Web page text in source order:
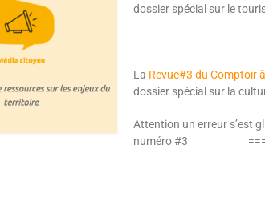
dossier spécial sur le
La Revue#3 du Comptoir
dossier spécial sur la
Attention un erreur s’est
numéro #3